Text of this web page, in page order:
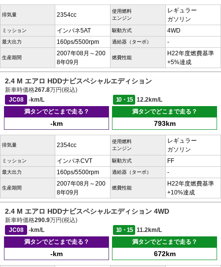
排気量 2354cc
使用燃料
エンジン
レギュラー
ガソリン
ミッション インパネ5AT 駆動方式 4WD
最大出力 160ps/5500rpm 過給器（ターボ） -
生産期間
2007年08月～200
8年09月
燃費性能
H22年度燃費基準
+5%達成
2.4 M エアロ HDDナビスペシャルエディション
新車時価格267.8万円(税込)
JC08
-km/L 10・15
12.2km/L
満タンでどこまで走る？
-km
満タンでどこまで走る？
793km
排気量 2354cc
使用燃料
エンジン
レギュラー
ガソリン
ミッション インパネCVT 駆動方式 FF
最大出力 160ps/5500rpm 過給器（ターボ） -
生産期間
2007年08月～200
8年09月
燃費性能
H22年度燃費基準
+10%達成
2.4 M エアロ HDDナビスペシャルエディション 4WD
新車時価格290.9万円(税込)
JC08
-km/L 10・15
11.2km/L
満タンでどこまで走る？
-km
満タンでどこまで走る？
672km